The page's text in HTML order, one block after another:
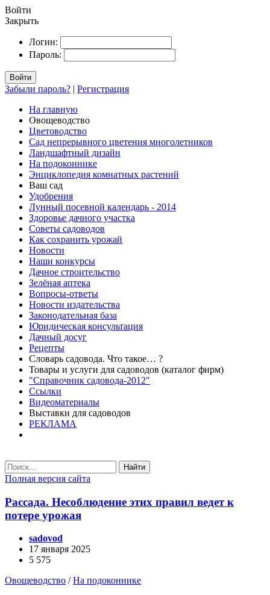
Войти
Закрыть
Логин:
Пароль:
Войти
Забыли пароль? | Регистрация
На главную
Овощеводство
Цветоводство
Сад непрерывного цветения многолетников
Ландшафтный дизайн
На подоконнике
Энциклопедия комнатных растений
Ваш сад
Удобрения
Лунный посевной календарь - 2014
Здоровье дачного участка
Советы садоводов
Как сохранить урожай
Новости
Наши конкурсы
Дачное строительство
Зелёная аптека
Вопросы-ответы
Новости издательства
Законодательная база
Юридическая консультация
Дачный досуг
Рецепты
Словарь садовода. Что такое… ?
Товары и услуги для садоводов (каталог фирм)
"Справочник садовода-2012"
Ссылки
Видеоматериалы
Выставки для садоводов
РЕКЛАМА
Найти
Полная версия сайта
Рассада. Несоблюдение этих правил ведет к
потере урожая
sadovod
17 января 2025
5 575
Овощеводство /На подоконнике